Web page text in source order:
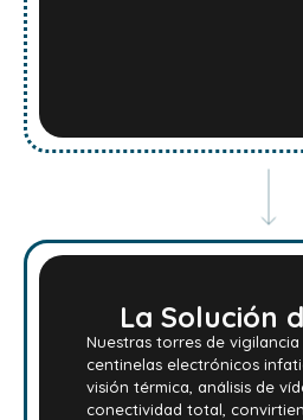
La Solución
Nuestras torres de
centinelas electrónicos
visión térmica, análisis de
conectividad total,